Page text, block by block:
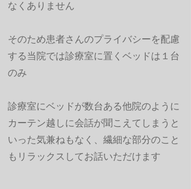
なくありません
そのため患者さんのプライバシーを配慮
する当院では診療室に置くベッドは１台
のみ
診療室にベッドが数台ある他院のように
カーテン越しに会話が聞こえてしまうと
いった気兼ねもなく、繊細な部分のこと
もリラックスしてお話いただけます